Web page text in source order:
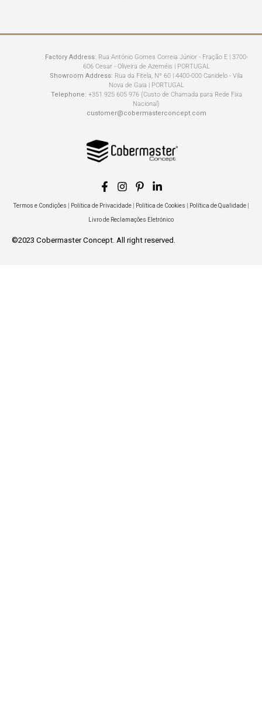
Factory Address: Rua António Gomes Correia Júnior - Fração E | 3700-
606 Cesar - Oliveira de Azeméis | PORTUGAL
Showroom Address: Rua da Fitela, Nº 60 | 4400-000 Canidelo - Vila
Nova de Gaia | PORTUGAL
Telephone: +351 925 605 976 (Custo de Chamada para Rede Fixa
Nacional)
customer@cobermasterconcept.com
Termos e Condições Política de Privacidade| Política de Cookies Política de Qualidade|
Livro de Reclamações Eletrónico
©2023 Cobermaster Concept. All right reserved.